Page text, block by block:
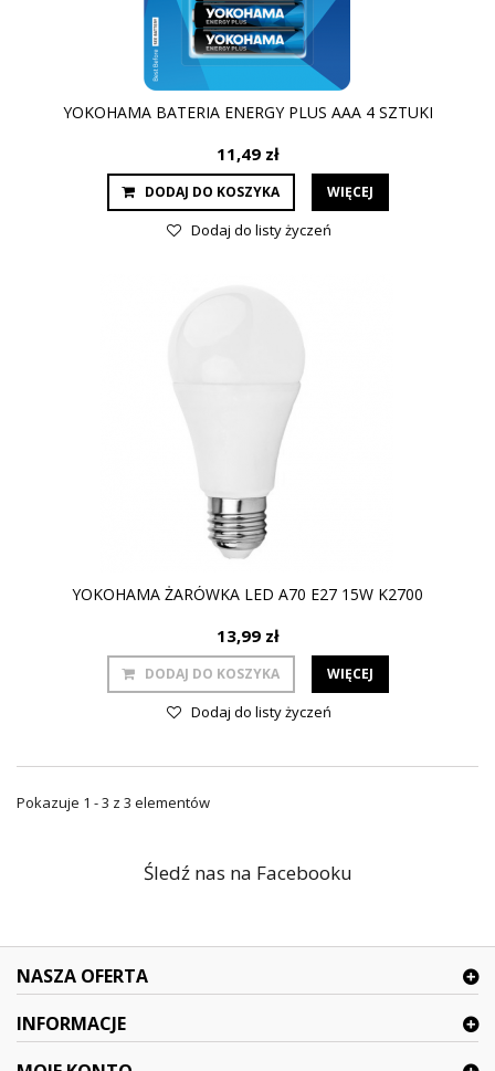
YOKOHAMA BATERIA ENERGY PLUS AAA 4 SZTUKI
11,49 zł
DODAJ DO KOSZYKA WIĘCEJ
Dodaj do listy życzeń
YOKOHAMA ŻARÓWKA LED A70 E27 15W K2700
13,99 zł
DODAJ DO KOSZYKA WIĘCEJ
Dodaj do listy życzeń
Pokazuje 1 - 3 z 3 elementów
Śledź nas na Facebooku
NASZA OFERTA
INFORMACJE